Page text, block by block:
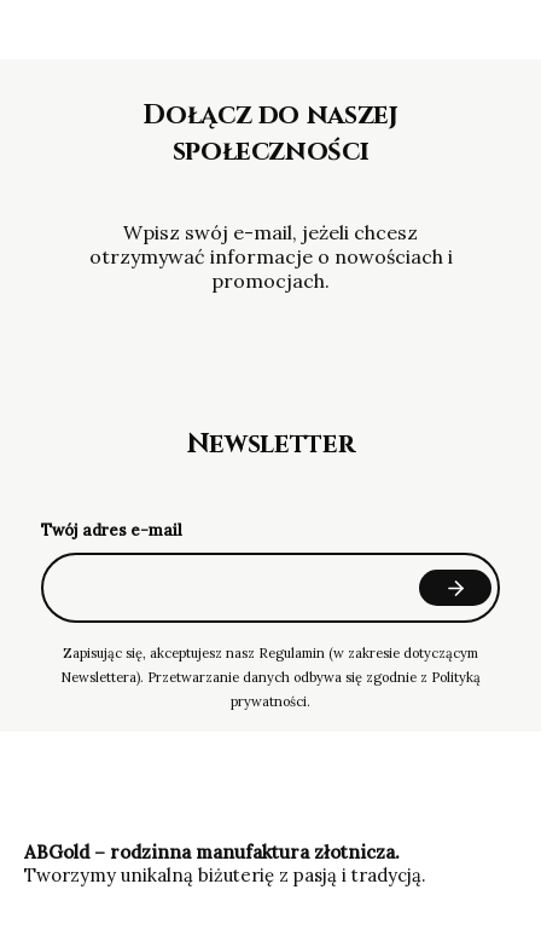
Dołącz do naszej
społeczności
Wpisz swój e-mail, jeżeli chcesz
otrzymywać informacje o nowościach i
promocjach.
Newsletter
Twój adres e-mail
Zapisując się, akceptujesz nasz Regulamin (w zakresie dotyczącym
Newslettera). Przetwarzanie danych odbywa się zgodnie z Polityką
prywatności.
ABGold – rodzinna manufaktura złotnicza.
Tworzymy unikalną biżuterię z pasją i tradycją.